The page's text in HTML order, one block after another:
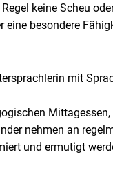
keine Scheu
besondere
mit
Mittagessen,
nehmen an
und ermutigt